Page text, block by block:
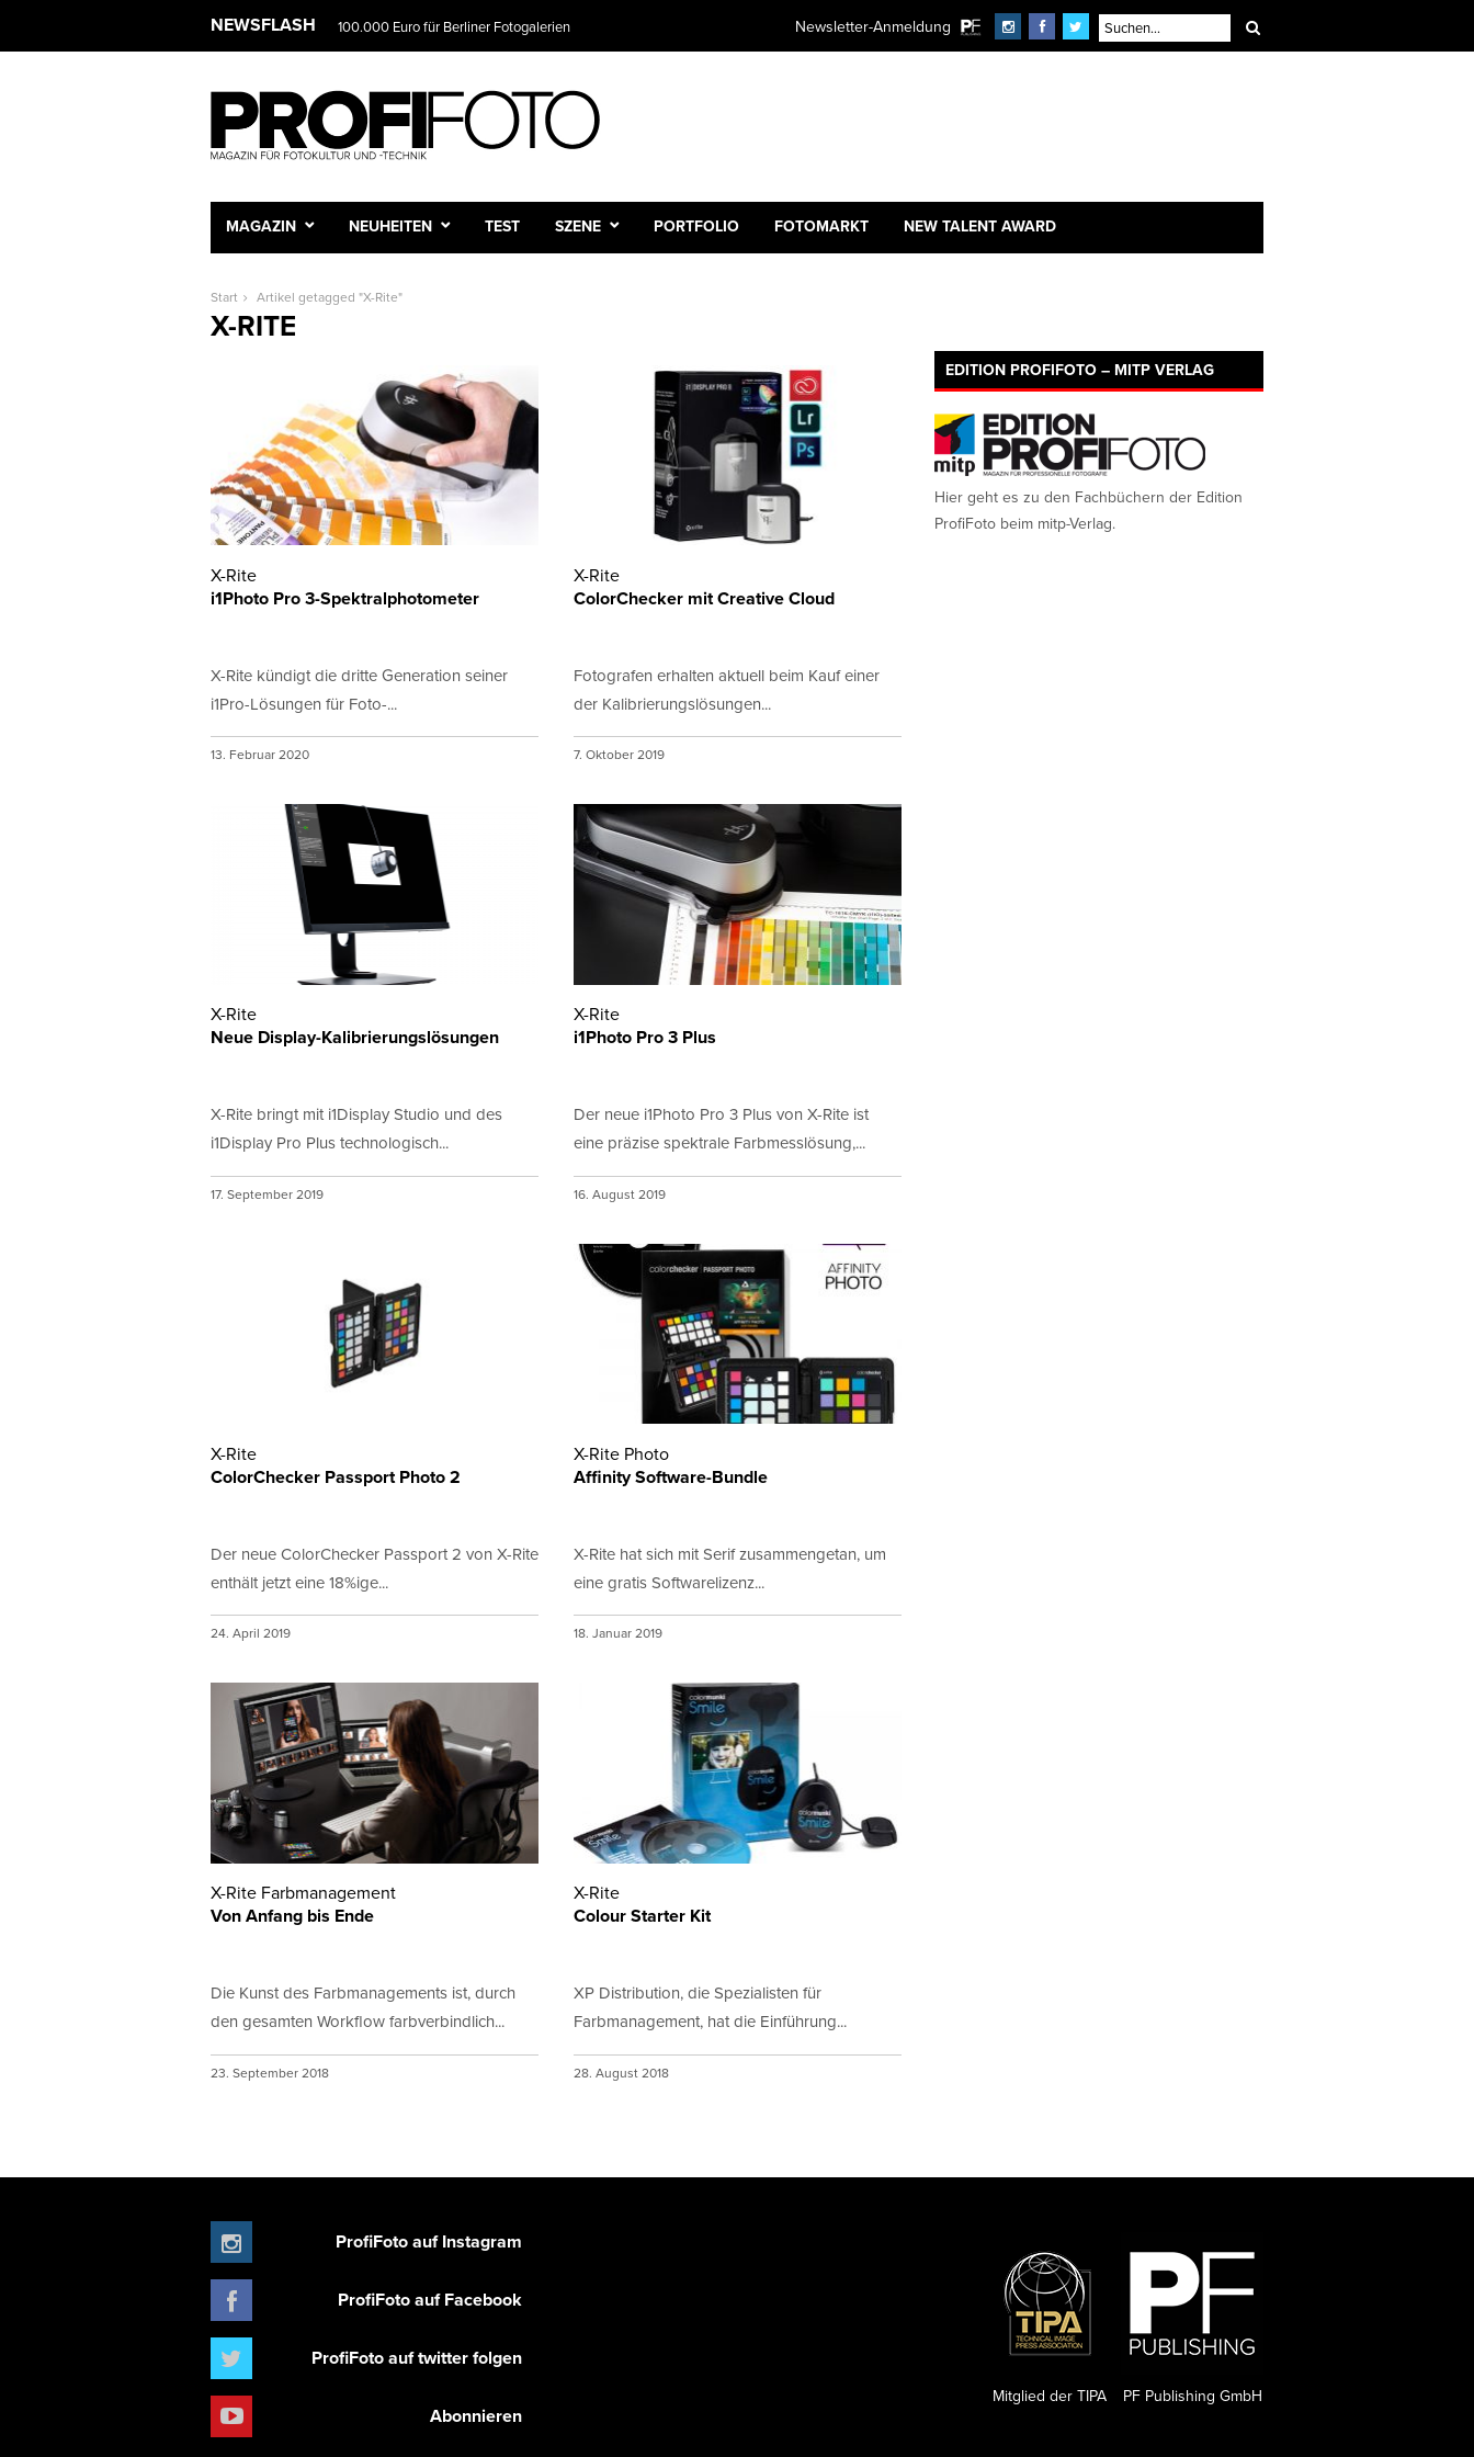
NEWSFLASH 100.000 Euro für Berliner Fotogalerien Newsletter-Anmeldung
MAGAZIN NEUHEITEN TEST SZENE PORTFOLIO FOTOMARKT NEW TALENT AWARD
Start Artikel getagged "X-Rite"
X-RITE
X-Rite
i1Photo Pro 3-Spektralphotometer
X-Rite kündigt die dritte Generation seiner
i1Pro-Lösungen für Foto-...
13. Februar 2020
X-Rite
ColorChecker mit Creative Cloud
Fotografen erhalten aktuell beim Kauf einer
der Kalibrierungslösungen...
7. Oktober 2019
X-Rite
Neue Display-Kalibrierungslösungen
X-Rite bringt mit i1Display Studio und des
i1Display Pro Plus technologisch...
17. September 2019
X-Rite
i1Photo Pro 3 Plus
Der neue i1Photo Pro 3 Plus von X-Rite ist
eine präzise spektrale Farbmesslösung,...
16. August 2019
X-Rite
ColorChecker Passport Photo 2
Der neue ColorChecker Passport 2 von X-Rite
enthält jetzt eine 18%ige...
24. April 2019
X-Rite Photo
Affinity Software-Bundle
X-Rite hat sich mit Serif zusammengetan, um
eine gratis Softwarelizenz...
18. Januar 2019
X-Rite Farbmanagement
Von Anfang bis Ende
Die Kunst des Farbmanagements ist, durch
den gesamten Workflow farbverbindlich...
23. September 2018
X-Rite
Colour Starter Kit
XP Distribution, die Spezialisten für
Farbmanagement, hat die Einführung...
28. August 2018
EDITION PROFIFOTO – MITP VERLAG
Hier geht es zu den Fachbüchern der Edition
ProfiFoto beim mitp-Verlag.
ProfiFoto auf Instagram
ProfiFoto auf Facebook
ProfiFoto auf twitter folgen
Abonnieren
PF Publishing GmbH
Mitglied der TIPA